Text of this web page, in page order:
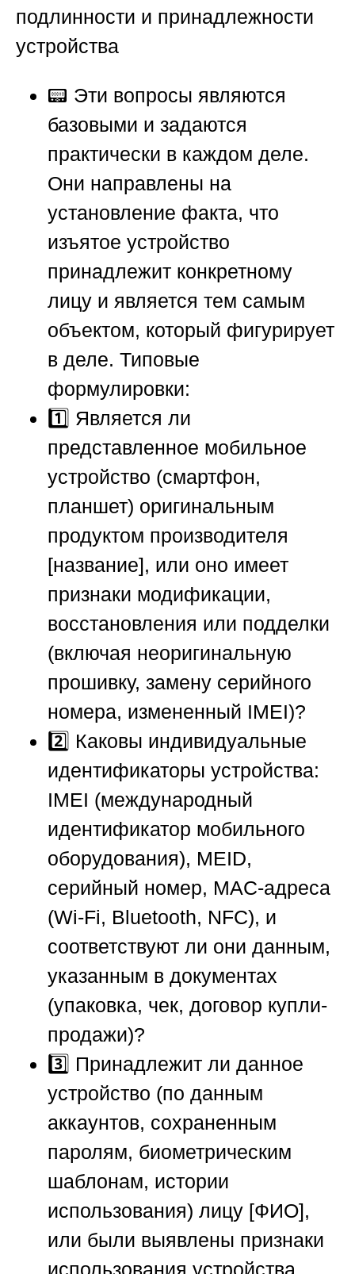
подлинности и принадлежности
устройства
📟 Эти вопросы являются
базовыми и задаются
практически в каждом деле.
Они направлены на
установление факта, что
изъятое устройство
принадлежит конкретному
лицу и является тем самым
объектом, который фигурирует
в деле. Типовые
формулировки:
1️⃣ Является ли
представленное мобильное
устройство (смартфон,
планшет) оригинальным
продуктом производителя
[название], или оно имеет
признаки модификации,
восстановления или подделки
(включая неоригинальную
прошивку, замену серийного
номера, измененный IMEI)?
2️⃣ Каковы индивидуальные
идентификаторы устройства:
IMEI (международный
идентификатор мобильного
оборудования), MEID,
серийный номер, MAC-адреса
(Wi-Fi, Bluetooth, NFC), и
соответствуют ли они данным,
указанным в документах
(упаковка, чек, договор купли-
продажи)?
3️⃣ Принадлежит ли данное
устройство (по данным
аккаунтов, сохраненным
паролям, биометрическим
шаблонам, истории
использования) лицу [ФИО],
или были выявлены признаки
использования устройства